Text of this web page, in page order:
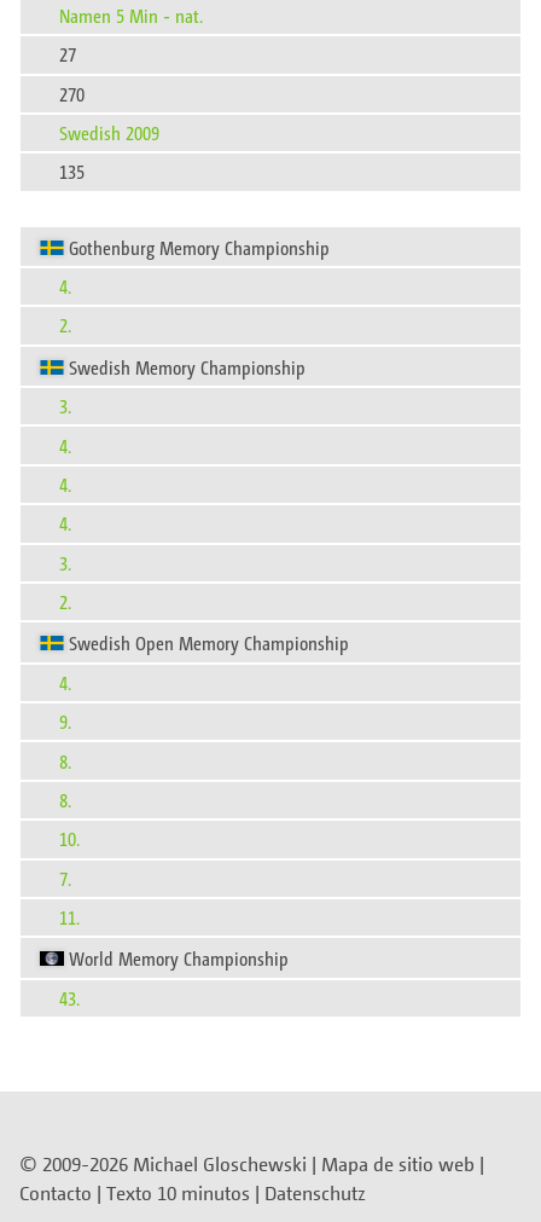
Namen 5 Min - nat.
27
270
Swedish 2009
135
Gothenburg Memory Championship
4.
2.
Swedish Memory Championship
3.
4.
4.
4.
3.
2.
Swedish Open Memory Championship
4.
9.
8.
8.
10.
7.
11.
World Memory Championship
43.
© 2009-2026 Michael Gloschewski | Mapa de sitio web |
Contacto | Texto 10 minutos | Datenschutz